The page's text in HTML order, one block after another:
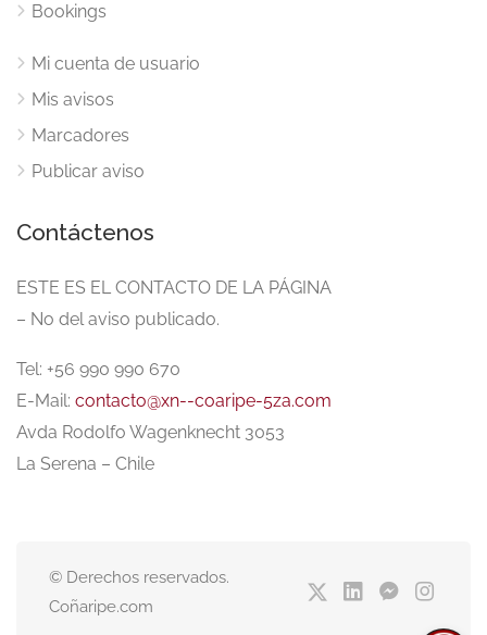
Bookings
Mi cuenta de usuario
Mis avisos
Marcadores
Publicar aviso
Contáctenos
ESTE ES EL CONTACTO DE LA PÁGINA
– No del aviso publicado.
Tel: +56 990 990 670
E-Mail: contacto@xn--coaripe-5za.com
Avda Rodolfo Wagenknecht 3053
La Serena – Chile
© Derechos reservados.
Coñaripe.com